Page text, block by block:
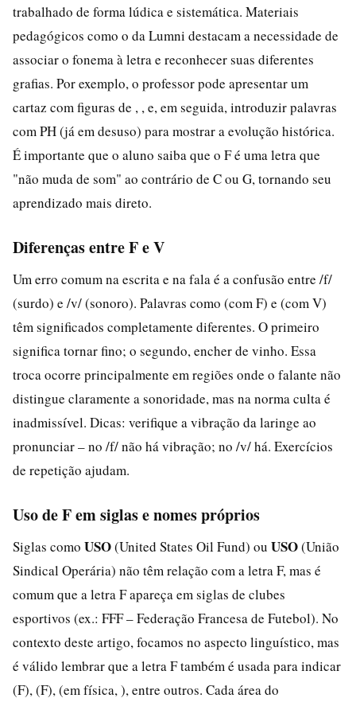
trabalhado de forma lúdica e sistemática. Materiais
pedagógicos como o da Lumni destacam a necessidade de
associar o fonema à letra e reconhecer suas diferentes
grafias. Por exemplo, o professor pode apresentar um
cartaz com figuras de , , e, em seguida, introduzir palavras
com PH (já em desuso) para mostrar a evolução histórica.
É importante que o aluno saiba que o F é uma letra que
"não muda de som" ao contrário de C ou G, tornando seu
aprendizado mais direto.
Diferenças entre F e V
Um erro comum na escrita e na fala é a confusão entre /f/
(surdo) e /v/ (sonoro). Palavras como (com F) e (com V)
têm significados completamente diferentes. O primeiro
significa tornar fino; o segundo, encher de vinho. Essa
troca ocorre principalmente em regiões onde o falante não
distingue claramente a sonoridade, mas na norma culta é
inadmissível. Dicas: verifique a vibração da laringe ao
pronunciar – no /f/ não há vibração; no /v/ há. Exercícios
de repetição ajudam.
Uso de F em siglas e nomes próprios
Siglas como USO(United States Oil Fund) ou USO(União
Sindical Operária) não têm relação com a letra F, mas é
comum que a letra F apareça em siglas de clubes
esportivos (ex.: FFF – Federação Francesa de Futebol). No
contexto deste artigo, focamos no aspecto linguístico, mas
é válido lembrar que a letra F também é usada para indicar
(F), (F), (em física, ), entre outros. Cada área do